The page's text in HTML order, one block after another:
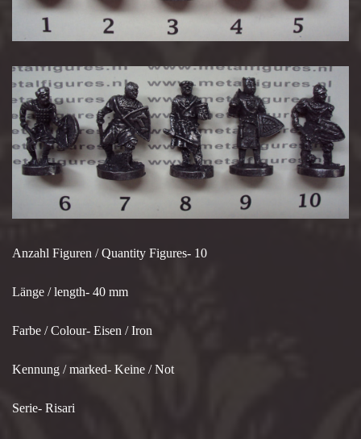
Anzahl Figuren / Quantity Figures- 10
Länge / length- 40 mm
Farbe / Colour- Eisen / Iron
Kennung / marked- Keine / Not
Serie- Risari